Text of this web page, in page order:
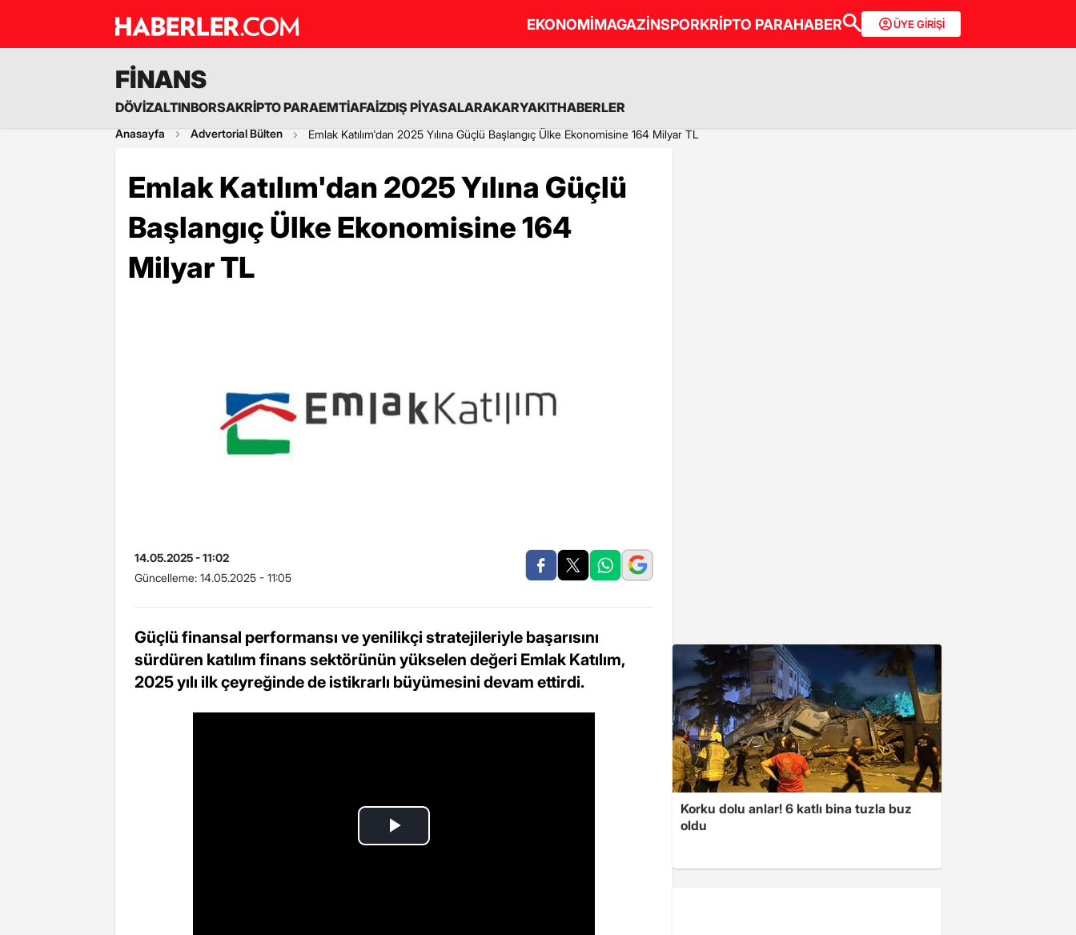
EKONOMİMAGAZİNSPORKRİPTO PARAHABER ÜYE GİRİŞİ
FİNANS
DÖVİZALTINBORSAKRİPTO PARAEMTİAFAİZDIŞ PİYASALARAKARYAKITHABERLER
Anasayfa Advertorial Bülten Emlak Katılım'dan 2025 Yılına Güçlü Başlangıç Ülke Ekonomisine 164 Milyar TL
Emlak Katılım'dan 2025 Yılına Güçlü
Başlangıç Ülke Ekonomisine 164
Milyar TL
14.05.2025 - 11:02
Güncelleme: 14.05.2025 - 11:05
Güçlü finansal performansı ve yenilikçi stratejileriyle başarısını
sürdüren katılım finans sektörünün yükselen değeri Emlak Katılım,
2025 yılı ilk çeyreğinde de istikrarlı büyümesini devam ettirdi.
Korku dolu anlar! 6 katlı bina tuzla buz
oldu